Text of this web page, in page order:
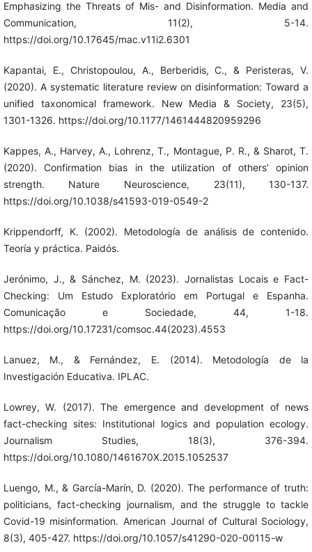
Emphasizing the Threats of Mis- and Disinformation. Media and
Communication, 11(2), 5-14.
https://doi.org/10.17645/mac.v11i2.6301
Kapantai, E., Christopoulou, A., Berberidis, C., & Peristeras, V.
(2020). A systematic literature review on disinformation: Toward a
unified taxonomical framework. New Media & Society, 23(5),
1301-1326. https://doi.org/10.1177/1461444820959296
Kappes, A., Harvey, A., Lohrenz, T., Montague, P. R., & Sharot, T.
(2020). Confirmation bias in the utilization of others’ opinion
strength. Nature Neuroscience, 23(11), 130-137.
https://doi.org/10.1038/s41593-019-0549-2
Krippendorff, K. (2002). Metodología de análisis de contenido.
Teoría y práctica. Paidós.
Jerónimo, J., & Sánchez, M. (2023). Jornalistas Locais e Fact-
Checking: Um Estudo Exploratório em Portugal e Espanha.
Comunicação e Sociedade, 44, 1-18.
https://doi.org/10.17231/comsoc.44(2023).4553
Lanuez, M., & Fernández, E. (2014). Metodología de la
Investigación Educativa. IPLAC.
Lowrey, W. (2017). The emergence and development of news
fact-checking sites: Institutional logics and population ecology.
Journalism Studies, 18(3), 376-394.
https://doi.org/10.1080/1461670X.2015.1052537
Luengo, M., & García-Marín, D. (2020). The performance of truth:
politicians, fact-checking journalism, and the struggle to tackle
Covid-19 misinformation. American Journal of Cultural Sociology,
8(3), 405-427. https://doi.org/10.1057/s41290-020-00115-w